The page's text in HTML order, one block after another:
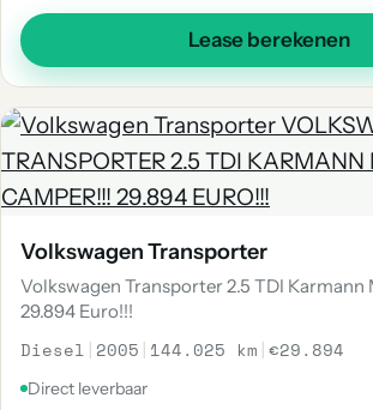
Lease berekenen
Volkswagen Transporter
Volkswagen Transporter 2.5 TDI Karmann
29.894 Euro!!!
Diesel | 2005 | 144.025 km |€29.894
Direct leverbaar